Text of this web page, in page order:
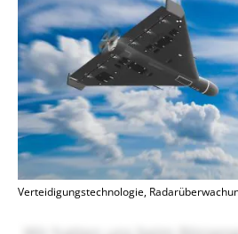
Verteidigungstechnologie,